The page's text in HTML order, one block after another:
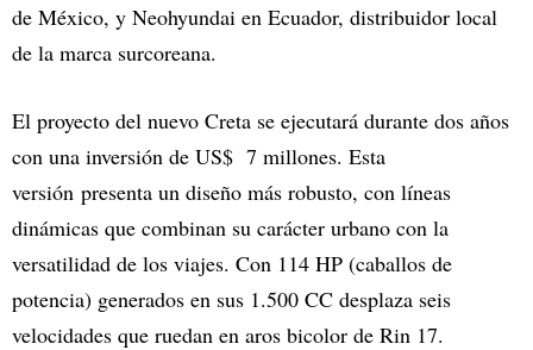
de México, y Neohyundai en Ecuador, distribuidor local
de la marca surcoreana.
El proyecto del nuevo Creta se ejecutará durante dos años
con una inversión de US$ 7 millones. Esta
versión presenta un diseño más robusto, con líneas
dinámicas que combinan su carácter urbano con la
versatilidad de los viajes. Con 114 HP (caballos de
potencia) generados en sus 1.500 CC desplaza seis
velocidades que ruedan en aros bicolor de Rin 17.